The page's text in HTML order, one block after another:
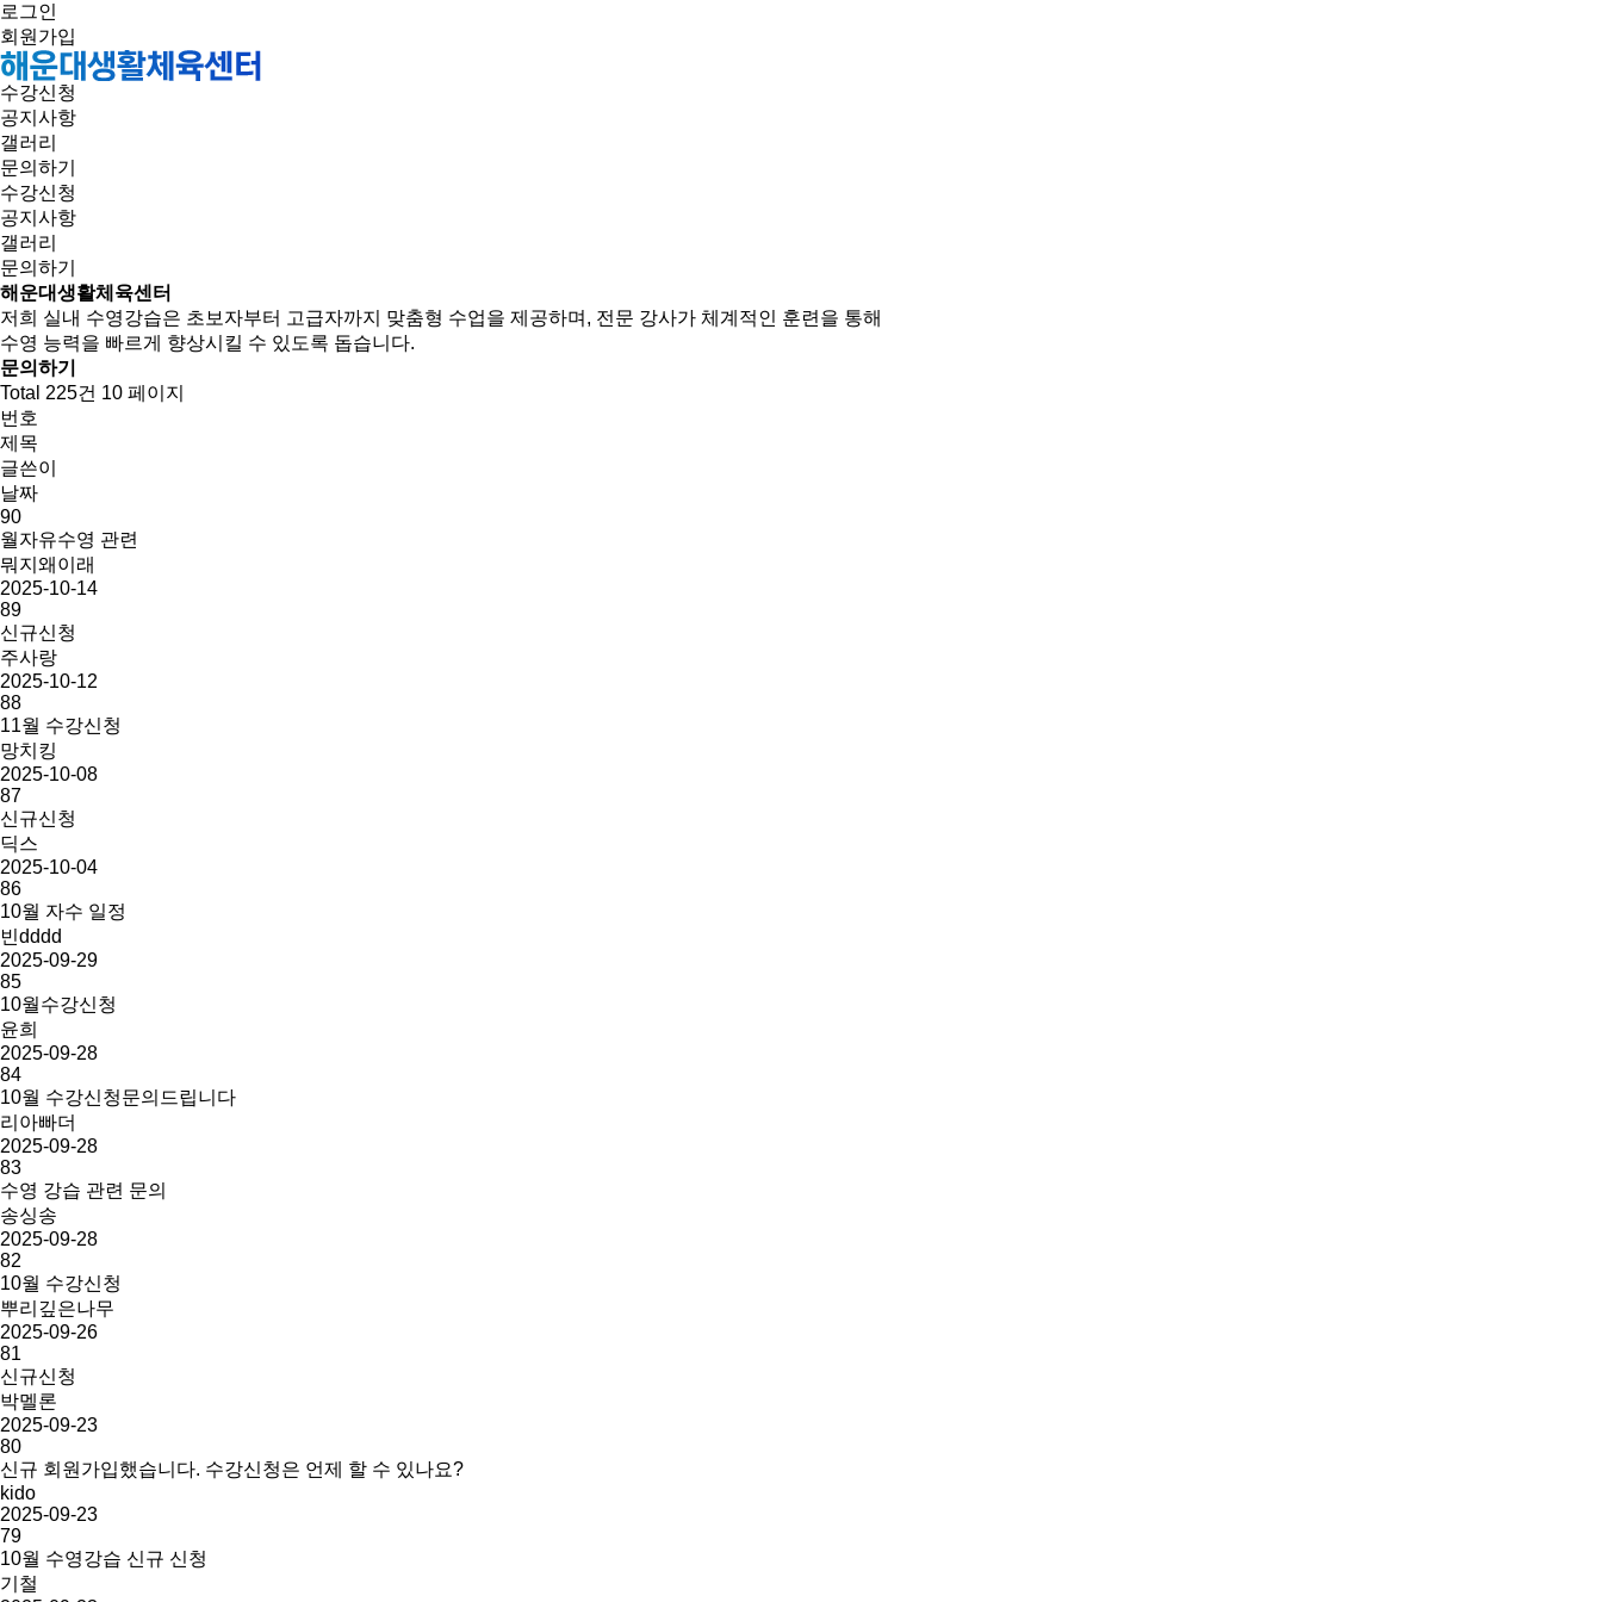
로그인
회원가입
수강신청
공지사항
갤러리
문의하기
수강신청
공지사항
갤러리
문의하기
해운대생활체육센터
저희 실내 수영강습은 초보자부터 고급자까지 맞춤형 수업을 제공하며, 전문 강사가 체계적인 훈련을 통해
수영 능력을 빠르게 향상시킬 수 있도록 돕습니다.
문의하기
Total 225건 10 페이지
번호
제목
글쓴이
날짜
90
월자유수영 관련
뭐지왜이래
2025-10-14
89
신규신청
주사랑
2025-10-12
88
11월 수강신청
망치킹
2025-10-08
87
신규신청
딕스
2025-10-04
86
10월 자수 일정
빈dddd
2025-09-29
85
10월수강신청
윤희
2025-09-28
84
10월 수강신청문의드립니다
리아빠더
2025-09-28
83
수영 강습 관련 문의
송싱송
2025-09-28
82
10월 수강신청
뿌리깊은나무
2025-09-26
81
신규신청
박멜론
2025-09-23
80
신규 회원가입했습니다. 수강신청은 언제 할 수 있나요?
kido
2025-09-23
79
10월 수영강습 신규 신청
기철